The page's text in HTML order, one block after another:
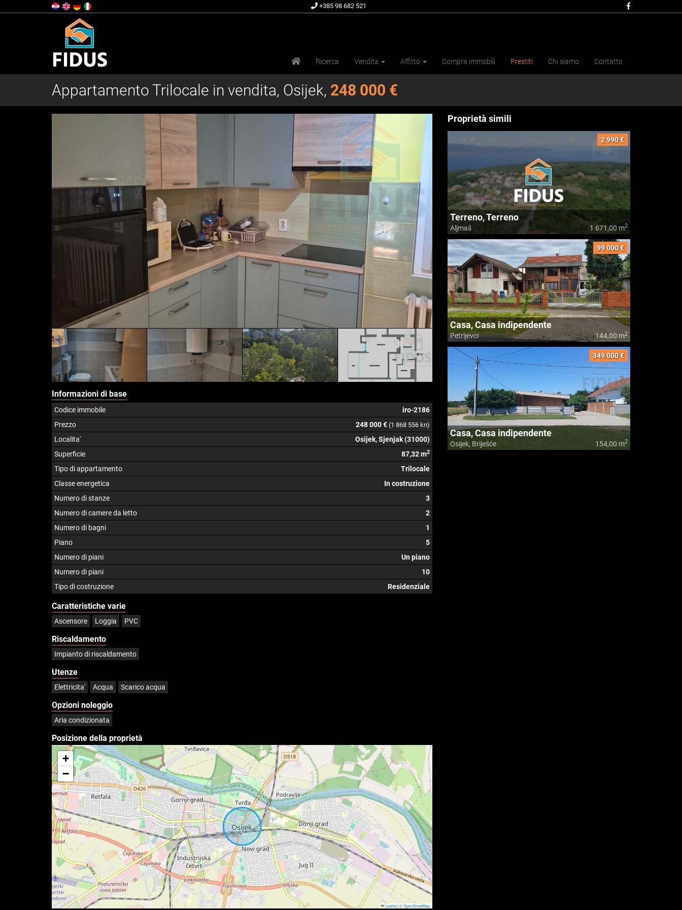
+385 98 682 521
Ricerca Vendita Affitto Compra immobili Prestiti Chi siamo Contatto
Appartamento Trilocale in vendita, Osijek, 248 000 €
Informazioni di base
Codice immobile
iro-2186
Prezzo
248 000 € (1 868 556 kn)
Localita'
Osijek, Sjenjak (31000)
Superficie
87,32 m2
Tipo di appartamento
Trilocale
Classe energetica
In costruzione
Numero di stanze
3
Numero di camere da letto
2
Numero di bagni
1
Piano
5
Numero di piani
Un piano
Numero di piani
10
Tipo di costruzione
Residenziale
Caratteristiche varie
Ascensore Loggia PVC
Riscaldamento
Impianto di riscaldamento
Utenze
Elettricita' Acqua Scarico acqua
Opzioni noleggio
Aria condizionata
Posizione della proprietà
+
−
Leaflet|©OpenStreetMap
Proprietà simili
2 990 €
Terreno, Terreno
Aljmaš 1 671,00 m2
99 000 €
Casa, Casa indipendente
Petrijevci 144,00 m2
349 000 €
Casa, Casa indipendente
Osijek, Briješće 154,00 m2